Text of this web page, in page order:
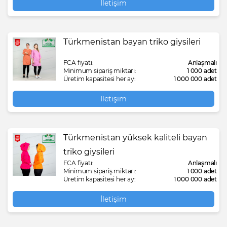
İletişim
Türkmenistan bayan triko giysileri
FCA fiyatı:
Anlaşmalı
Minimum sipariş miktarı:
1 000 adet
Üretim kapasitesi her ay:
1 000 000 adet
İletişim
Türkmenistan yüksek kaliteli bayan
triko giysileri
FCA fiyatı:
Anlaşmalı
Minimum sipariş miktarı:
1 000 adet
Üretim kapasitesi her ay:
1 000 000 adet
İletişim